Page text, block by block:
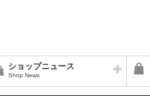
ショップニュース
Shop News